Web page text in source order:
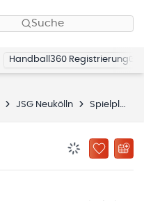
Suche
Handball360 Registrierung
JSG Neukölln Spielplan
ZU